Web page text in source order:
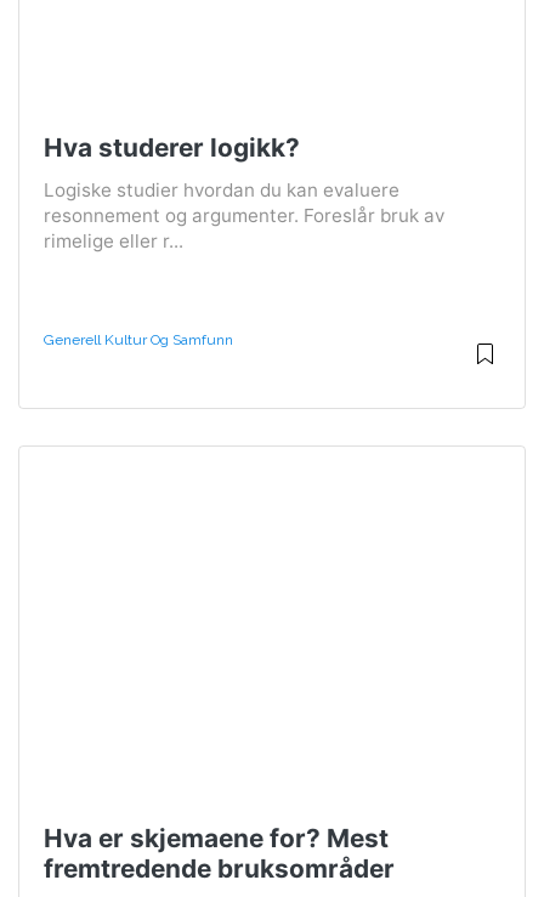
Hva studerer logikk?
Logiske studier hvordan du kan evaluere
resonnement og argumenter. Foreslår bruk av
rimelige eller r...
Generell Kultur Og Samfunn
Hva er skjemaene for? Mest
fremtredende bruksområder